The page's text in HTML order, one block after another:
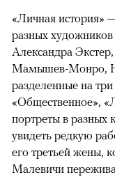
«Личная история»
разных
Александра
Мамышев-Монро,
разделенные на
«Общественное»,
портреты в разных
увидеть редкую
его третьей жены,
Малевичи